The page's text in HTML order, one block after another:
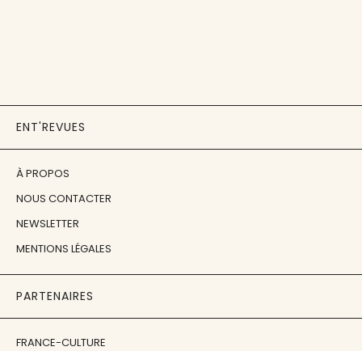
ENT'REVUES
À PROPOS
NOUS CONTACTER
NEWSLETTER
MENTIONS LÉGALES
PARTENAIRES
FRANCE-CULTURE